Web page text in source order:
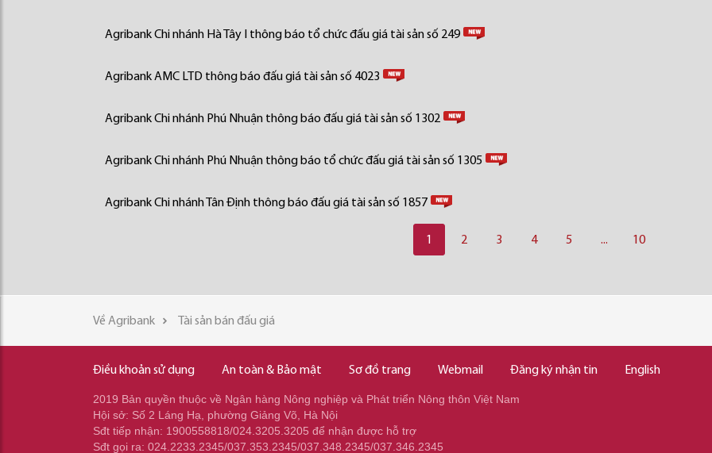
Agribank Chi nhánh Hà Tây I thông báo tổ chức đấu giá tài sản số 249
Agribank AMC LTD thông báo đấu giá tài sản số 4023
Agribank Chi nhánh Phú Nhuận thông báo đấu giá tài sản số 1302
Agribank Chi nhánh Phú Nhuận thông báo tổ chức đấu giá tài sản số 1305
Agribank Chi nhánh Tân Định thông báo đấu giá tài sản số 1857
1 2 3 4 5 ... 10
Về Agribank Tài sản bán đấu giá
Điều khoản sử dụng An toàn & Bảo mật Sơ đồ trang Webmail Đăng ký nhận tin English
2019 Bản quyền thuộc về Ngân hàng Nông nghiệp và Phát triển Nông thôn Việt Nam
Hội sở: Số 2 Láng Hạ, phường Giảng Võ, Hà Nội
Sđt tiếp nhận: 1900558818/024.3205.3205 để nhận được hỗ trợ
Sđt gọi ra: 024.2233.2345/037.353.2345/037.348.2345/037.346.2345